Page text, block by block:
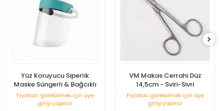
Yüz Koruyucu Siperlik
Maske Süngerli & Bağcıklı
Fiyatları görebilmek için üye
girişi yapınız
VM Makas Cerrahi Düz
14,5cm - Sviri-Sivri
Fiyatları görebilmek için üye
girişi yapınız